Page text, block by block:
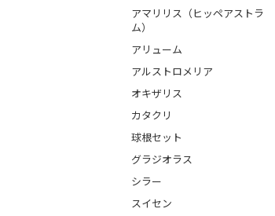
アマリリス（ヒッペアストラ
ム）
アリューム
アルストロメリア
オキザリス
カタクリ
球根セット
グラジオラス
シラー
スイセン